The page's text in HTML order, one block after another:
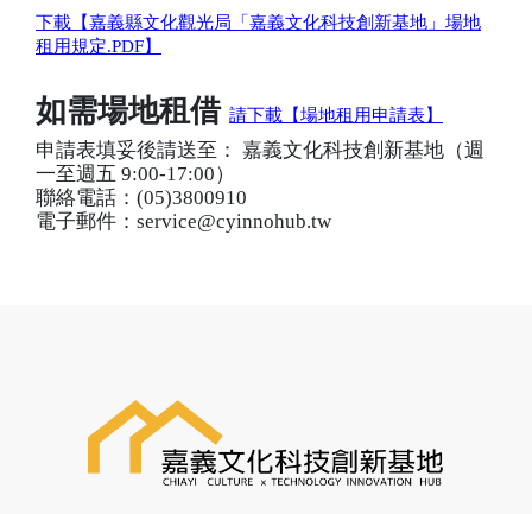
下載【嘉義縣文化觀光局「嘉義文化科技創新基地」場地
租用規定.PDF】
如需場地租借 請下載【場地租用申請表】
申請表填妥後請送至： 嘉義文化科技創新基地（週
一至週五 9:00-17:00）
聯絡電話：(05)3800910
電子郵件：service@cyinnohub.tw